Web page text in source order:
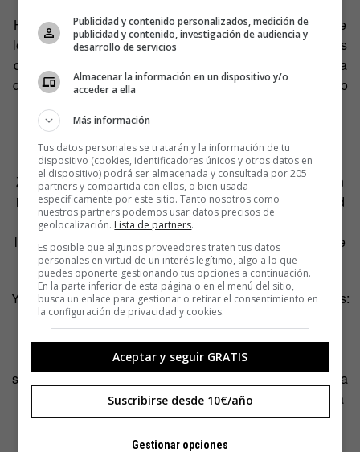
Hemos recibido cientos de mensajes de mujeres a las que
les ha pasado exactamente eso, cuando SÍ hay soluciones
que funcionan, como la terapia hormonal sustitutiva, con la
que millones de mujeres en todo el mundo han recuperado
Esto es algo a lo que están poniendo solución fuera de
España. «En otros países como Reino Unido, Nueva
Zelanda y Australia, las empresas y sector público se han
involucrado muchísimo para ofrecer mejoras en la calidad
de vida de las mujeres en esta etapa, pero aquí
lamentablemente todavía nos quedan unos años para que
se pongan al día», comenta Hernando.
Y aporta una posible solución para paliarlo en nuestro país:
«Creemos que es muy importante que se incluya en el
currículo educativo. ¿Qué es más importante, que
conozcamos el nombre de todos los reyes godos, o los
síntomas que pueden estar afectando a nuestras madres, a
la maestra que está abanicándose en clase, y algún día a
nosotras o a nuestras parejas?».
Publicidad y contenido personalizados, medición de
publicidad y contenido, investigación de audiencia y
desarrollo de servicios
Almacenar la información en un dispositivo y/o
acceder a ella
Más información
Tus datos personales se tratarán y la información de tu
dispositivo (cookies, identificadores únicos y otros datos en
el dispositivo) podrá ser almacenada y consultada por 205
partners y compartida con ellos, o bien usada
específicamente por este sitio. Tanto nosotros como
nuestros partners podemos usar datos precisos de
geolocalización. Lista de partners.
Es posible que algunos proveedores traten tus datos
personales en virtud de un interés legítimo, algo a lo que
puedes oponerte gestionando tus opciones a continuación.
En la parte inferior de esta página o en el menú del sitio,
busca un enlace para gestionar o retirar el consentimiento en
la configuración de privacidad y cookies.
Aceptar y seguir GRATIS
Suscribirse desde 10€/año
Gestionar opciones